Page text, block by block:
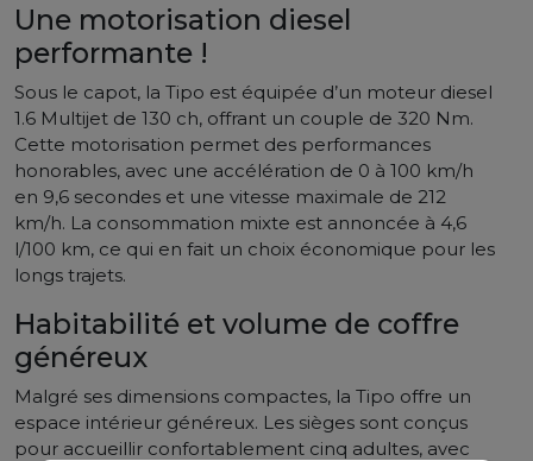
Une motorisation diesel
performante !
Sous le capot, la Tipo est équipée d’un moteur diesel
1.6 Multijet de 130 ch, offrant un couple de 320 Nm.
Cette motorisation permet des performances
honorables, avec une accélération de 0 à 100 km/h
en 9,6 secondes et une vitesse maximale de 212
km/h. La consommation mixte est annoncée à 4,6
l/100 km, ce qui en fait un choix économique pour les
longs trajets.
Habitabilité et volume de coffre
généreux
Malgré ses dimensions compactes, la Tipo offre un
espace intérieur généreux. Les sièges sont conçus
pour accueillir confortablement cinq adultes, avec